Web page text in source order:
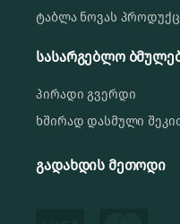
ტაბლა ნოვას
სასარგებლო
პირადი გვერდი
ხშირად დასმული
გადახდის მეთოდი